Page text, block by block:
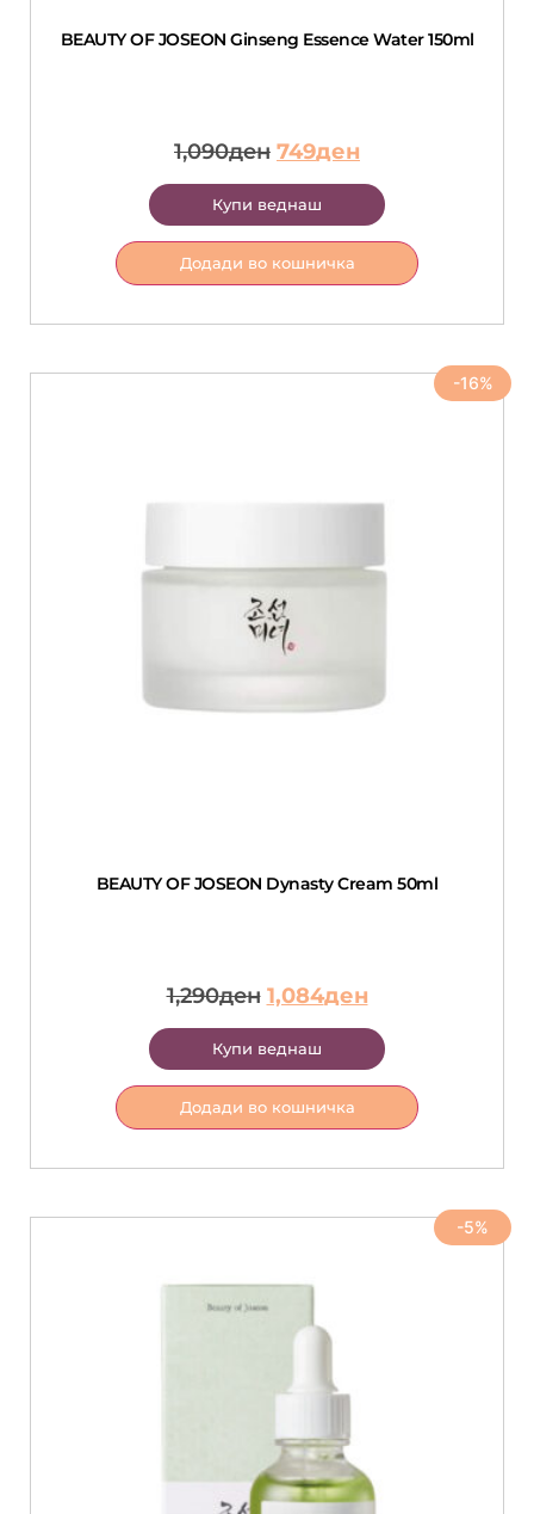
BEAUTY OF JOSEON Ginseng Essence Water 150ml
1,090ден 749ден
Купи веднаш
Додади во кошничка
-16%
BEAUTY OF JOSEON Dynasty Cream 50ml
1,290ден 1,084ден
Купи веднаш
Додади во кошничка
-5%